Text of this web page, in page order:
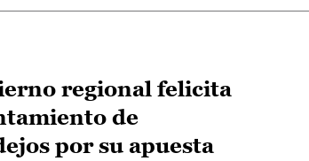
regional felicita
de
por su apuesta